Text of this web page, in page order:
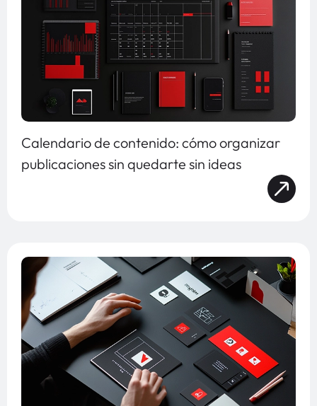
Calendario de contenido: cómo organizar
publicaciones sin quedarte sin ideas